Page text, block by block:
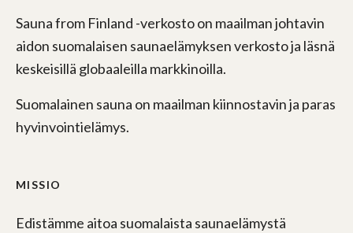
Sauna from Finland -verkosto on maailman johtavin
aidon suomalaisen saunaelämyksen verkosto ja läsnä
keskeisillä globaaleilla markkinoilla.
Suomalainen sauna on maailman kiinnostavin ja paras
hyvinvointielämys.
MISSIO
Edistämme aitoa suomalaista saunaelämystä